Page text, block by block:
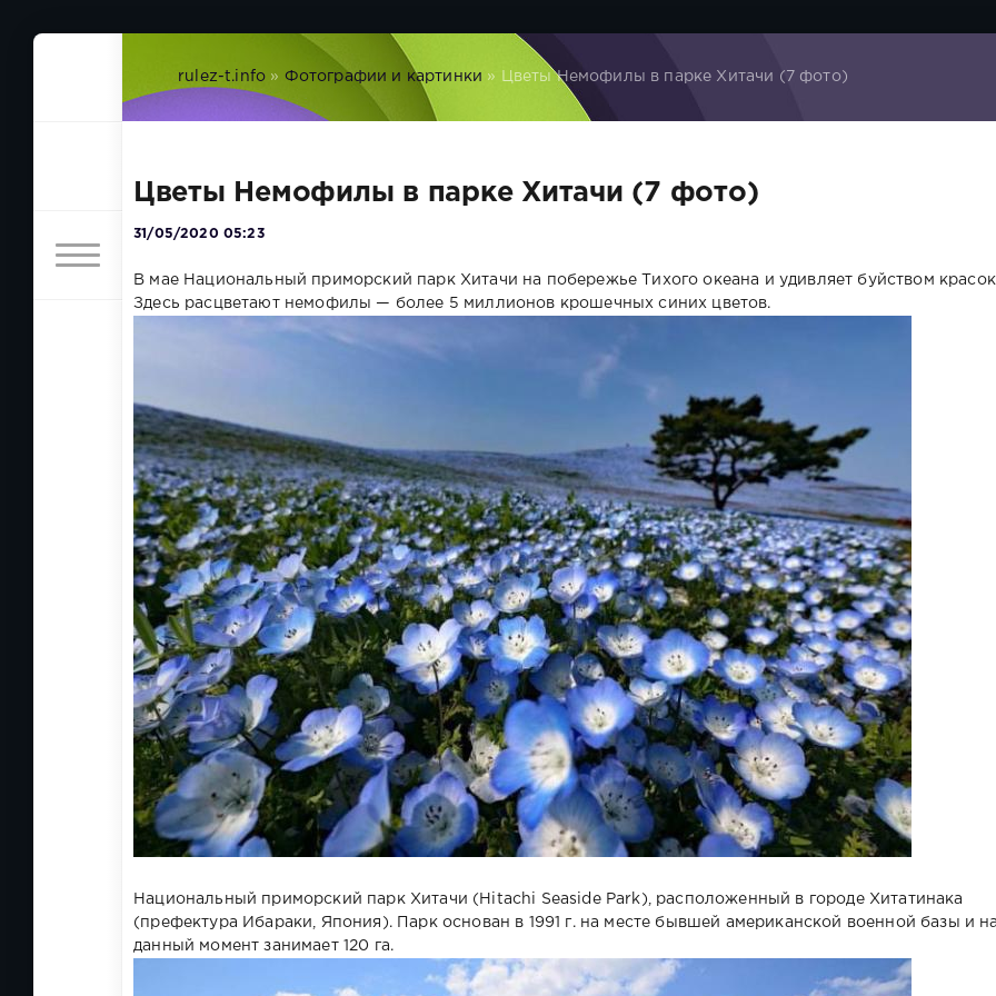
rulez-t.info » Фотографии и картинки » Цветы Немофилы в парке Хитачи (7 фото)
Цветы Немофилы в парке Хитачи (7 фото)
31/05/2020 05:23
В мае Национальный приморский парк Хитачи на побережье Тихого океана и удивляет буйством
Здесь расцветают немофилы — более 5 миллионов крошечных синих цветов.
Национальный приморский парк Хитачи (Hitachi Seaside Park), расположенный в городе Хитатинака
(префектура Ибараки, Япония). Парк основан в 1991 г. на месте бывшей американской военной базы и
данный момент занимает 120 га.